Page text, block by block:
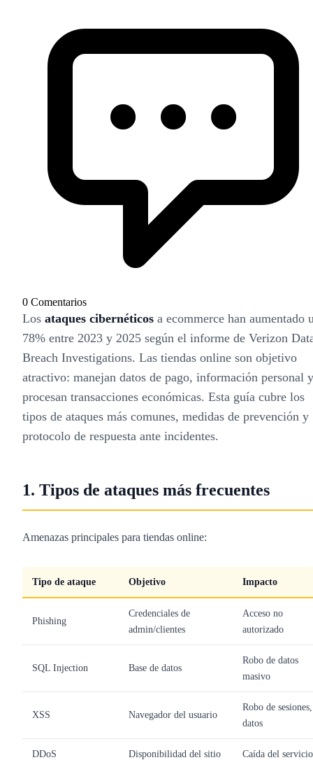
0 Comentarios
Los ataques cibernéticos a ecommerce han aumentado
78% entre 2023 y 2025 según el informe de Verizon
Breach Investigations. Las tiendas online son objetivo
atractivo: manejan datos de pago, información personal y
procesan transacciones económicas. Esta guía cubre los
tipos de ataques más comunes, medidas de prevención y
protocolo de respuesta ante incidentes.
1. Tipos de ataques más frecuentes
Amenazas principales para tiendas online:
Tipo de ataque Objetivo Impacto
Phishing
Credenciales de
admin/clientes
Acceso no
autorizado
SQL Injection Base de datos
Robo de datos
masivo
XSS Navegador del usuario
Robo de sesiones,
datos
DDoS Disponibilidad del sitio Caída del servicio